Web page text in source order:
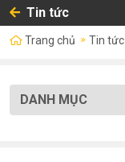
Tin tức
Trang chủ Tin tức
DANH MỤC